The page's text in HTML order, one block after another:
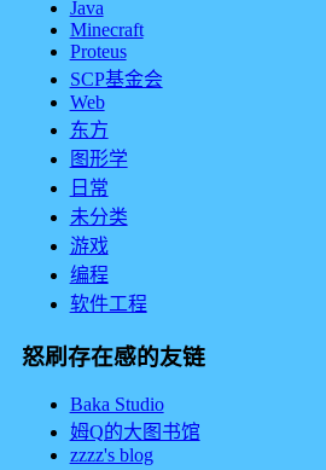
Java
Minecraft
Proteus
SCP基金会
Web
东方
图形学
日常
未分类
游戏
编程
软件工程
怒刷存在感的友链
Baka Studio
姆Q的大图书馆
zzzz's blog